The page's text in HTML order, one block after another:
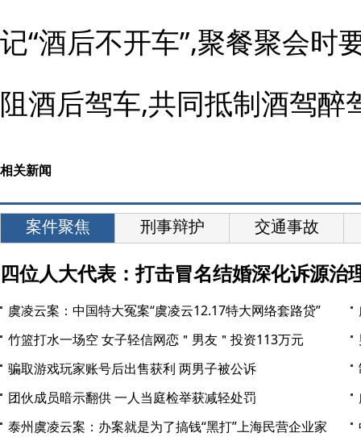
记“酒后不开车”,聚餐聚会时
阻酒后驾车,共同抵制酒驾醉
相关新闻
案件聚焦 刑事辩护 交通事故
四位人大代表：打击冒名结婚深化诉源治
虞凌云案：中国特大冤案“虞凌云12.17特大网络套路贷”
竹篮打水一场空 女子轻信网恋＂男友＂投资113万元
骗取游戏玩家账号后出售获利 两男子被公诉
团伙成员暗示翻供 一人当庭检举获减轻处罚
泰州虞凌云案：办案就是为了搞钱“黑打”上海民营企业家